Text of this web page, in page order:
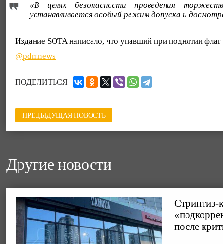
«В целях безопасности проведения
устанавливается особый режим допуска и
Издание SOTA написало, что упавший при поднятии
@pdmnews
ПОДЕЛИТЬСЯ
ПРЕДЫДУЩАЯ НОВОСТЬ
Другие новости
Стриптиз-
после